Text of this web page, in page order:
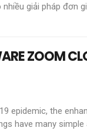
giải pháp đơn
ZOOM
epidemic, the
have many